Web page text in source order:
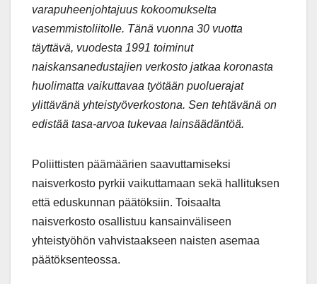
varapuheenjohtajuus kokoomukselta
vasemmistoliitolle. Tänä vuonna 30 vuotta
täyttävä, vuodesta 1991 toiminut
naiskansanedustajien verkosto jatkaa koronasta
huolimatta vaikuttavaa työtään puoluerajat
ylittävänä yhteistyöverkostona. Sen tehtävänä on
edistää tasa-arvoa tukevaa lainsäädäntöä.
Poliittisten päämäärien saavuttamiseksi
naisverkosto pyrkii vaikuttamaan sekä hallituksen
että eduskunnan päätöksiin. Toisaalta
naisverkosto osallistuu kansainväliseen
yhteistyöhön vahvistaakseen naisten asemaa
päätöksenteossa.